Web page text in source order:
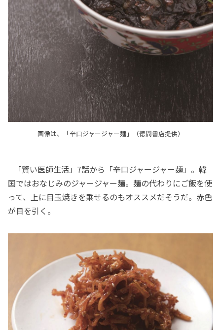
画像は、「辛口ジャージャー麺」（徳間書店提供）
「賢い医師生活」7話から「辛口ジャージャー麺」。韓
国ではおなじみのジャージャー麺。麺の代わりにご飯を使
って、上に目玉焼きを乗せるのもオススメだそうだ。赤色
が目を引く。